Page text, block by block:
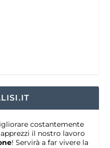
costantemente
apprezzi il nostro lavoro
! Servirà a far vivere la